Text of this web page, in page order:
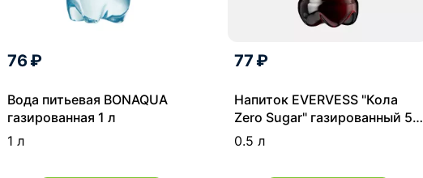
76 ₽
Вода питьевая BONAQUA
газированная 1 л
1 л
77 ₽
Напиток EVERVESS "Кола
Zero Sugar" газированный 500
мл
0.5 л